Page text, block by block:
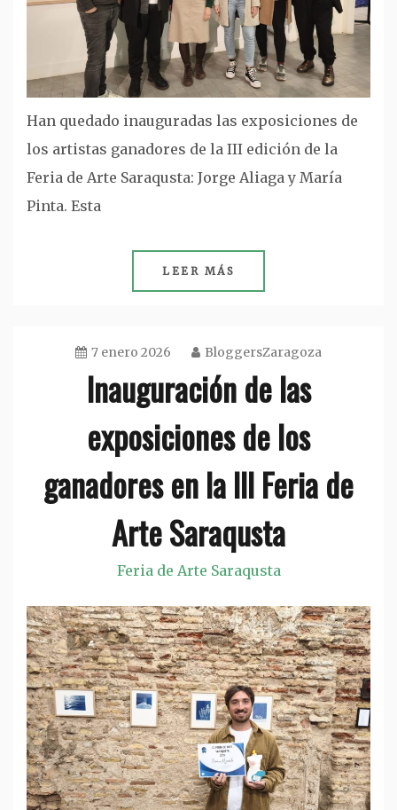
Han quedado inauguradas las exposiciones de
los artistas ganadores de la III edición de la
Feria de Arte Saraqusta: Jorge Aliaga y María
Pinta. Esta
LEER MÁS
7 enero 2026 BloggersZaragoza
Inauguración de las
exposiciones de los
ganadores en la III Feria de
Arte Saraqusta
Feria de Arte Saraqusta